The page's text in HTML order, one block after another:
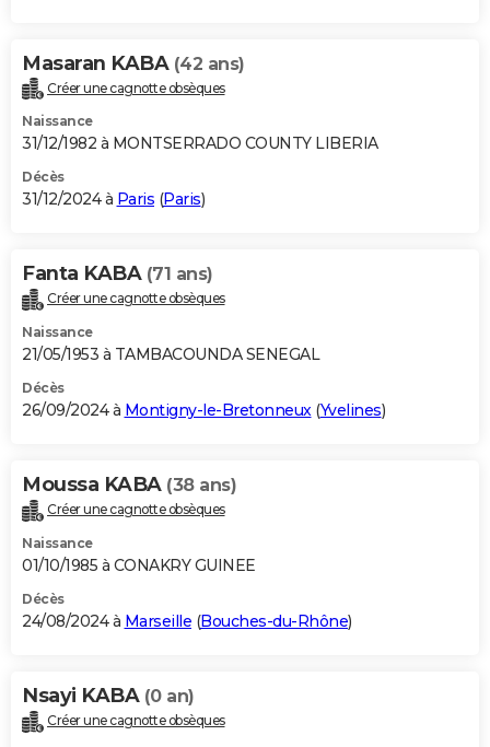
Masaran KABA (42 ans)
Créer une cagnotte obsèques
Naissance
31/12/1982 à MONTSERRADO COUNTY LIBERIA
Décès
31/12/2024 à Paris (Paris)
Fanta KABA (71 ans)
Créer une cagnotte obsèques
Naissance
21/05/1953 à TAMBACOUNDA SENEGAL
Décès
26/09/2024 à Montigny-le-Bretonneux(Yvelines)
Moussa KABA (38 ans)
Créer une cagnotte obsèques
Naissance
01/10/1985 à CONAKRY GUINEE
Décès
24/08/2024 à Marseille (Bouches-du-Rhône)
Nsayi KABA (0 an)
Créer une cagnotte obsèques